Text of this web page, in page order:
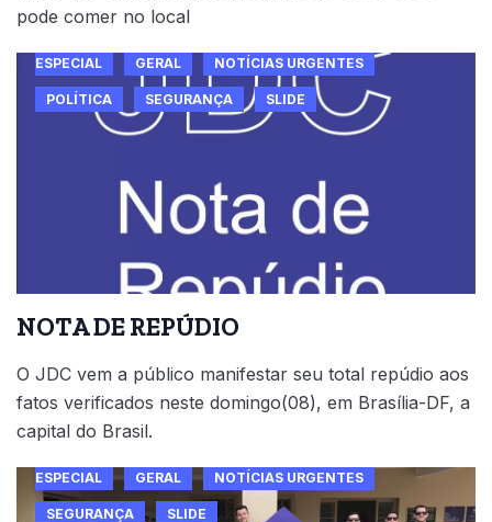
pode comer no local
ESPECIAL GERAL NOTÍCIAS URGENTES
POLÍTICA SEGURANÇA SLIDE
NOTA DE REPÚDIO
O JDC vem a público manifestar seu total repúdio aos
fatos verificados neste domingo(08), em Brasília-DF, a
capital do Brasil.
ESPECIAL GERAL NOTÍCIAS URGENTES
SEGURANÇA SLIDE